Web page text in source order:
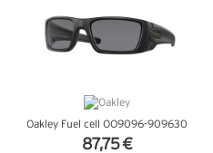
Oakley Fuel cell OO9096-909630
87,75 €